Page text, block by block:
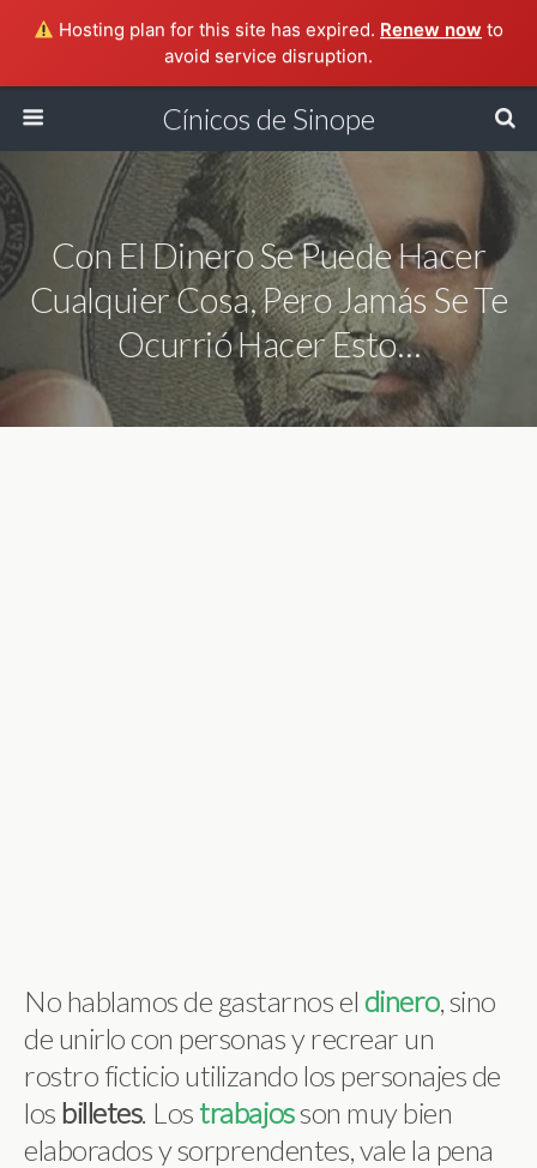
Hosting plan for this site has expired. Renew now to
avoid service disruption.
Cínicos de Sinope
Con El Dinero Se Puede Hacer
Cualquier Cosa, Pero Jamás Se Te
Ocurrió Hacer Esto…
No hablamos de gastarnos el dinero, sino
de unirlo con personas y recrear un
rostro ficticio utilizando los personajes de
los billetes. Lostrabajosson muy bien
elaborados y sorprendentes, vale la pena